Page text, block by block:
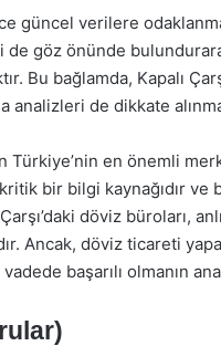
güncel verilere
göz önünde
Bu bağlamda, Kapalı
analizleri de dikkate
Türkiye’nin en önemli
kritik bir bilgi kaynağıdır
döviz büroları,
Ancak, döviz ticareti
başarılı olmanın